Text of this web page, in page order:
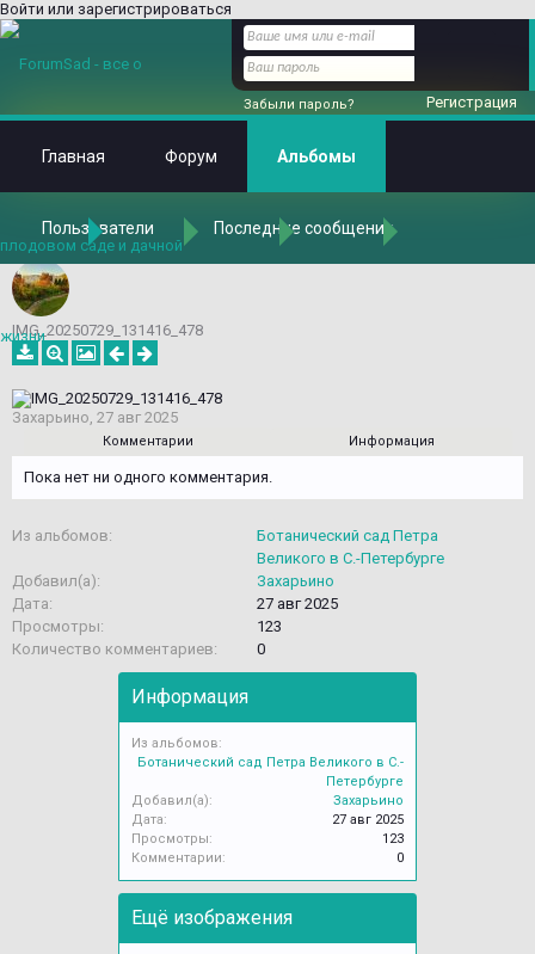
Войти или зарегистрироваться
Главная Альбомы Альбомы
Захарьино
IMG_20250729_131416_478
Захарьино, 27 авг 2025
Комментарии Информация
Пока нет ни одного комментария.
Из альбомов:
Ботанический сад Петра
Великого в С.-Петербурге
Добавил(а):
Захарьино
Дата:
27 авг 2025
Просмотры:
123
Количество комментариев:
0
Информация
Из альбомов:
Ботанический сад Петра Великого в С.-
Петербурге
Добавил(а):
Захарьино
Дата:
27 авг 2025
Просмотры:
123
Комментарии:
0
Ещё изображения
Забыли пароль? Регистрация
Главная Форум Альбомы
Пользователи Последние сообщения